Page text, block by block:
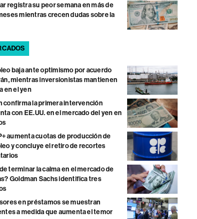
registra su peor semana en más de
mientras crecen dudas sobre la
baja ante optimismo por acuerdo
mientras inversionistas mantienen
en el yen
confirma la primera intervención
con EE.UU. en el mercado del yen en
aumenta cuotas de producción de
y concluye el retiro de recortes
terminar la calma en el mercado de
Goldman Sachs identifica tres
en préstamos se muestran
a medida que aumenta el temor